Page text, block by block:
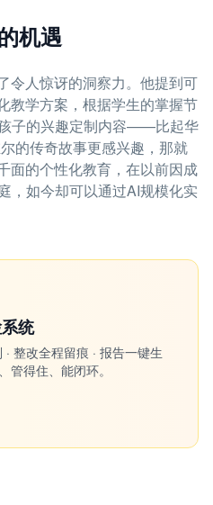
机遇
令人惊讶的洞察力。他提到可
教学方案，根据学生的掌握节
子的兴趣定制内容——比起华
的传奇故事更感兴趣，那就
面的个性化教育，在以前因成
，如今却可以通过AI规模化实
统
整改全程留痕 · 报告一键生
管得住、能闭环。